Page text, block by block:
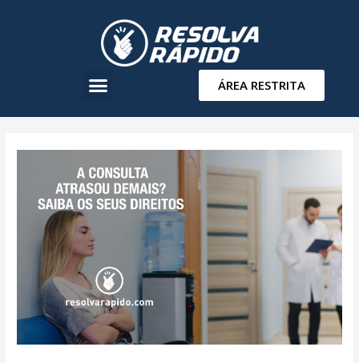
ÁREA RESTRITA